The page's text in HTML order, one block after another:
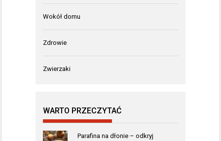
Wokół domu
Zdrowie
Zwierzaki
WARTO PRZECZYTAĆ
Parafina na dłonie – odkryj